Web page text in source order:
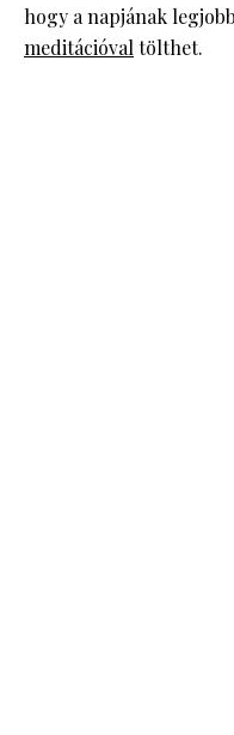
hogy a napjának
meditációvaltölthet.